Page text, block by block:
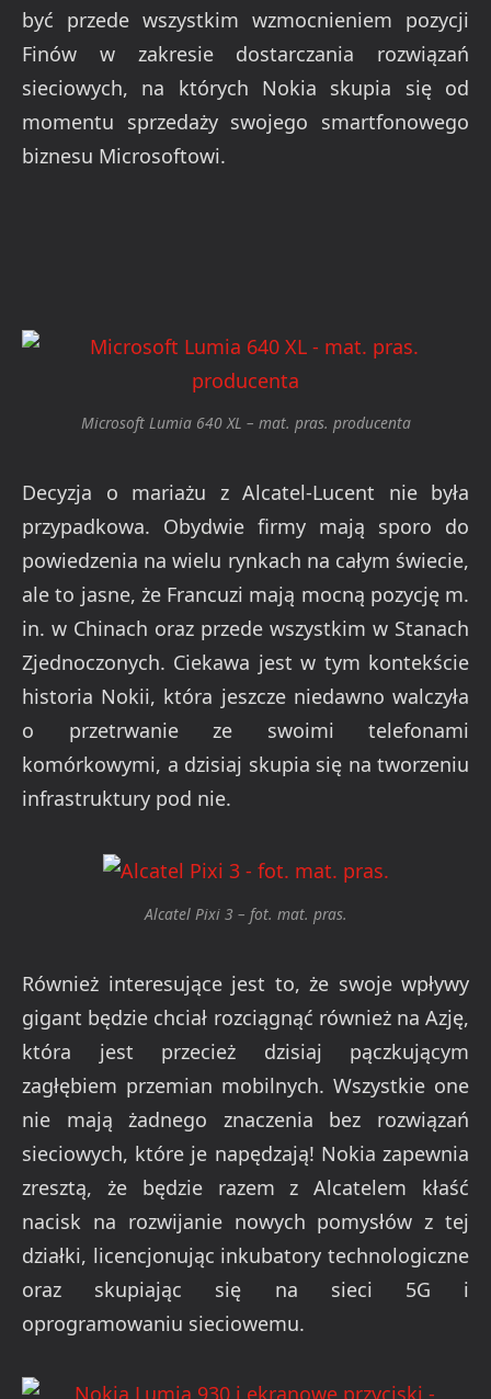
być przede wszystkim wzmocnieniem pozycji
Finów w zakresie dostarczania rozwiązań
sieciowych, na których Nokia skupia się od
momentu sprzedaży swojego smartfonowego
biznesu Microsoftowi.
Microsoft Lumia 640 XL – mat. pras. producenta
Decyzja o mariażu z Alcatel-Lucent nie była
przypadkowa. Obydwie firmy mają sporo do
powiedzenia na wielu rynkach na całym świecie,
ale to jasne, że Francuzi mają mocną pozycję m.
in. w Chinach oraz przede wszystkim w Stanach
Zjednoczonych. Ciekawa jest w tym kontekście
historia Nokii, która jeszcze niedawno walczyła
o przetrwanie ze swoimi telefonami
komórkowymi, a dzisiaj skupia się na tworzeniu
infrastruktury pod nie.
Alcatel Pixi 3 – fot. mat. pras.
Również interesujące jest to, że swoje wpływy
gigant będzie chciał rozciągnąć również na Azję,
która jest przecież dzisiaj pączkującym
zagłębiem przemian mobilnych. Wszystkie one
nie mają żadnego znaczenia bez rozwiązań
sieciowych, które je napędzają! Nokia zapewnia
zresztą, że będzie razem z Alcatelem kłaść
nacisk na rozwijanie nowych pomysłów z tej
działki, licencjonując inkubatory technologiczne
oraz skupiając się na sieci 5G i
oprogramowaniu sieciowemu.